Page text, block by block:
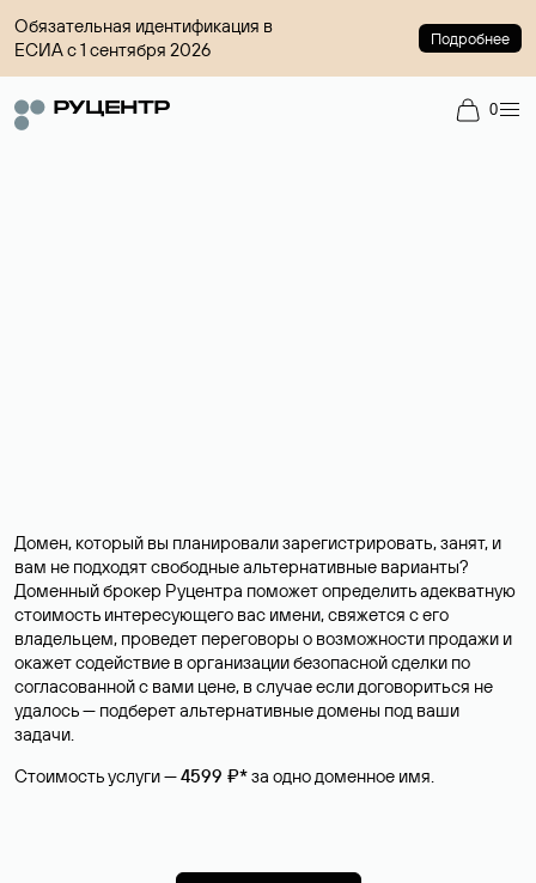
Обязательная идентификация в
ЕСИА с 1 сентября 2026
Подробнее
0
Домен, который вы планировали зарегистрировать, занят, и
вам не подходят свободные альтернативные варианты?
Доменный брокер Руцентра поможет определить адекватную
стоимость интересующего вас имени, свяжется с его
владельцем, проведет переговоры о возможности продажи и
окажет содействие в организации безопасной сделки по
согласованной с вами цене, в случае если договориться не
удалось — подберет альтернативные домены под ваши
задачи.
Стоимость услуги —4599 ₽*за одно доменное имя.